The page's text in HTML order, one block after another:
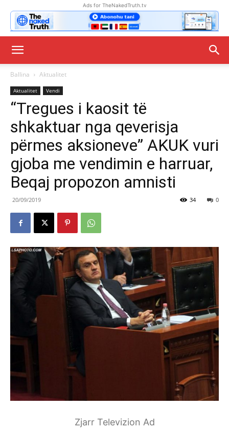
Ads for TheNakedTruth.tv
Ballina Aktualitet
Aktualitet Vendi
“Tregues i kaosit të
shkaktuar nga qeverisja
përmes aksioneve” AKUK vuri
gjoba me vendimin e harruar,
Beqaj propozon amnisti
20/09/2019 0
34
Zjarr Televizion Ad